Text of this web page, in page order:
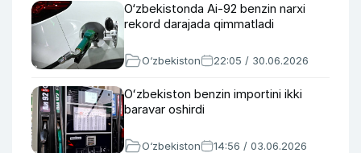
O‘zbekistonda Ai-92 benzin narxi
rekord darajada qimmatladi
O‘zbekiston 22:05 / 30.06.2026
Oʻzbekiston benzin importini ikki
baravar oshirdi
O‘zbekiston 14:56 / 03.06.2026